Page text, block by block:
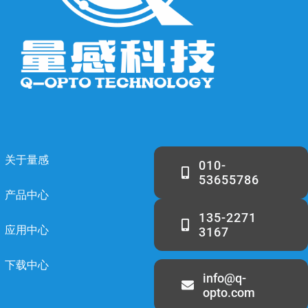
关于量感
产品中心
应用中心
下载中心
010-
53655786
135-2271
3167
info@q-
opto.com